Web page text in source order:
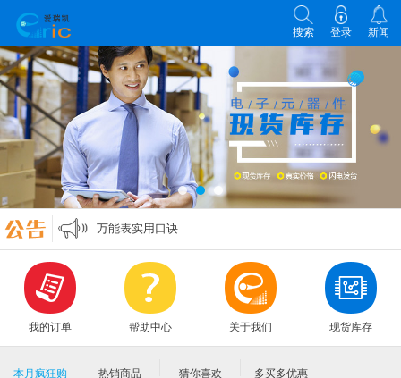
新闻
登录
搜索
各类电子元器件选型原则
零欧姆电阻的作用
万能表实用口诀
各类电子元器件选型原则
零欧姆电阻的作用
我的订单 帮助中心 关于我们 现货库存
本月疯狂购 热销商品 猜你喜欢 多买多优惠